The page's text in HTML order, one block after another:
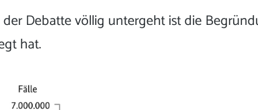
der Debatte völlig untergeht ist die
hat.